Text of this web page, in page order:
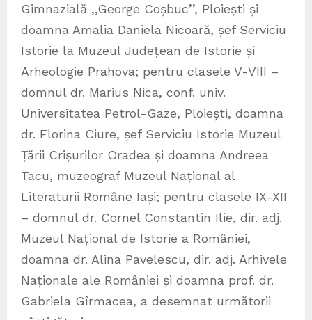
Gimnazială ,,George Coșbuc’’, Ploiești și
doamna Amalia Daniela Nicoară, șef Serviciu
Istorie la Muzeul Județean de Istorie și
Arheologie Prahova; pentru clasele V-VIII –
domnul dr. Marius Nica, conf. univ.
Universitatea Petrol-Gaze, Ploiești, doamna
dr. Florina Ciure, șef Serviciu Istorie Muzeul
Țării Crișurilor Oradea și doamna Andreea
Tacu, muzeograf Muzeul Național al
Literaturii Române Iași; pentru clasele IX-XII
– domnul dr. Cornel Constantin Ilie, dir. adj.
Muzeul Național de Istorie a României,
doamna dr. Alina Pavelescu, dir. adj. Arhivele
Naționale ale României și doamna prof. dr.
Gabriela Gîrmacea, a desemnat următorii